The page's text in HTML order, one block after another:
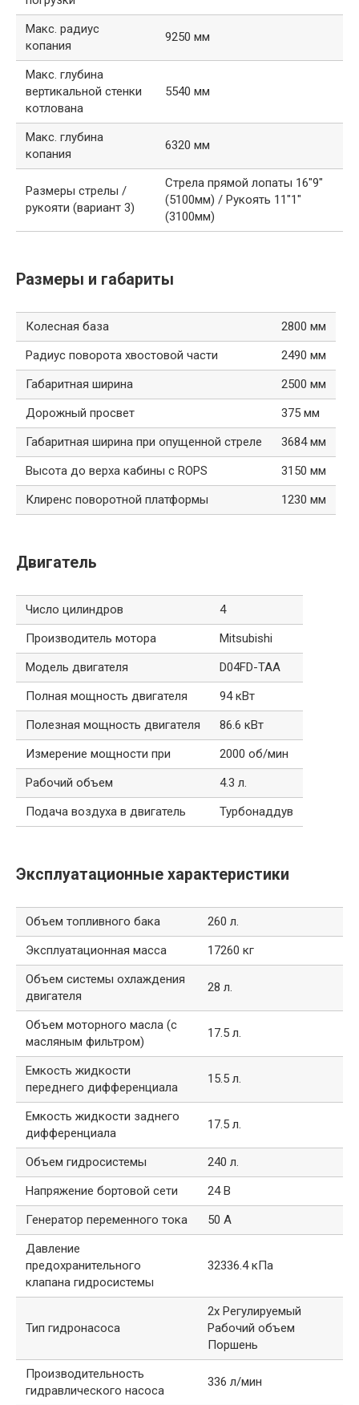
Макс. радиус
копания
9250 мм
Макс. глубина
вертикальной стенки
котлована
5540 мм
Макс. глубина
копания
6320 мм
Размеры стрелы /
рукояти (вариант 3)
Стрела прямой лопаты 16″9″
(5100мм) / Рукоять 11″1″
(3100мм)
Размеры и габариты
Колесная база
2800 мм
Радиус поворота хвостовой части
2490 мм
Габаритная ширина
2500 мм
Дорожный просвет
375 мм
Габаритная ширина при опущенной стреле
3684 мм
Высота до верха кабины с ROPS
3150 мм
Клиренс поворотной платформы
1230 мм
Двигатель
Число цилиндров
4
Производитель мотора
Mitsubishi
Модель двигателя
D04FD-TAA
Полная мощность двигателя
94 кВт
Полезная мощность двигателя
86.6 кВт
Измерение мощности при
2000 об/мин
Рабочий объем
4.3 л.
Подача воздуха в двигатель
Турбонаддув
Эксплуатационные характеристики
Объем топливного бака
260 л.
Эксплуатационная масса
17260 кг
Объем системы охлаждения
двигателя
28 л.
Объем моторного масла (с
масляным фильтром)
17.5 л.
Емкость жидкости
переднего дифференциала
15.5 л.
Емкость жидкости заднего
дифференциала
17.5 л.
Объем гидросистемы
240 л.
Напряжение бортовой сети
24 В
Генератор переменного тока
50 А
Давление
предохранительного
клапана гидросистемы
32336.4 кПа
Тип гидронасоса
2x Регулируемый
Рабочий объем
Поршень
Производительность
гидравлического насоса
336 л/мин